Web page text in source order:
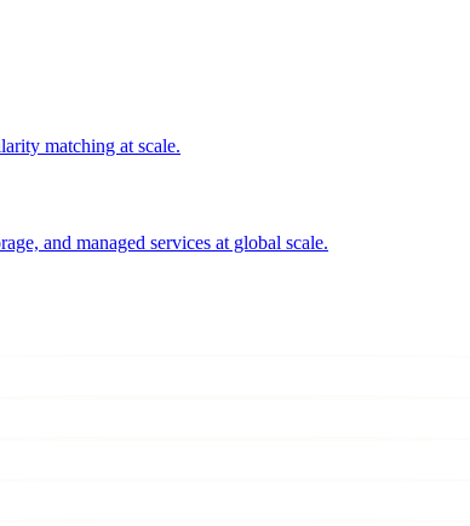
matching at scale.
and managed services at global scale.